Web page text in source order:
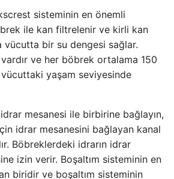
sisteminin en önemli
ile kan filtrelenir ve kirli kan
vücutta bir su dengesi sağlar.
ve her böbrek ortalama 150
yaşam seviyesinde
mesanesi ile birbirine bağlayın,
idrar mesanesini bağlayan kanal
Böbreklerdeki idrarın idrar
izin verir. Boşaltım sisteminin en
biridir ve boşaltım sisteminin